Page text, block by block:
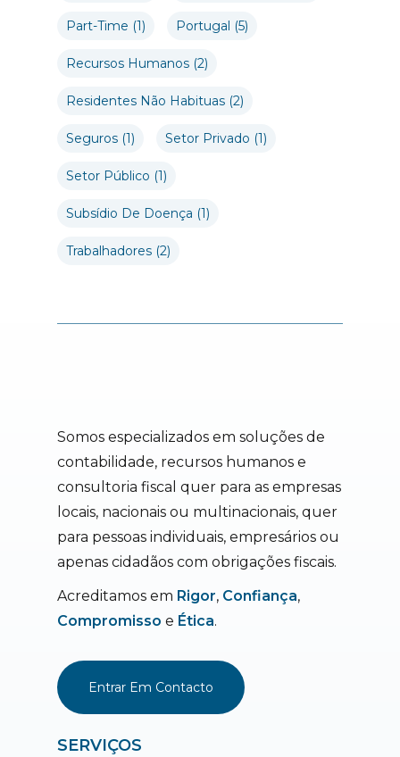
Part-Time (1) Portugal (5)
Recursos Humanos (2)
Residentes Não Habituas (2)
Seguros (1) Setor Privado (1)
Setor Público (1)
Subsídio De Doença (1)
Trabalhadores (2)
Somos especializados em soluções de
contabilidade, recursos humanos e
consultoria fiscal quer para as empresas
locais, nacionais ou multinacionais, quer
para pessoas individuais, empresários ou
apenas cidadãos com obrigações fiscais.
Acreditamos em Rigor, Confiança,
Compromisso e Ética.
Entrar Em Contacto
SERVIÇOS